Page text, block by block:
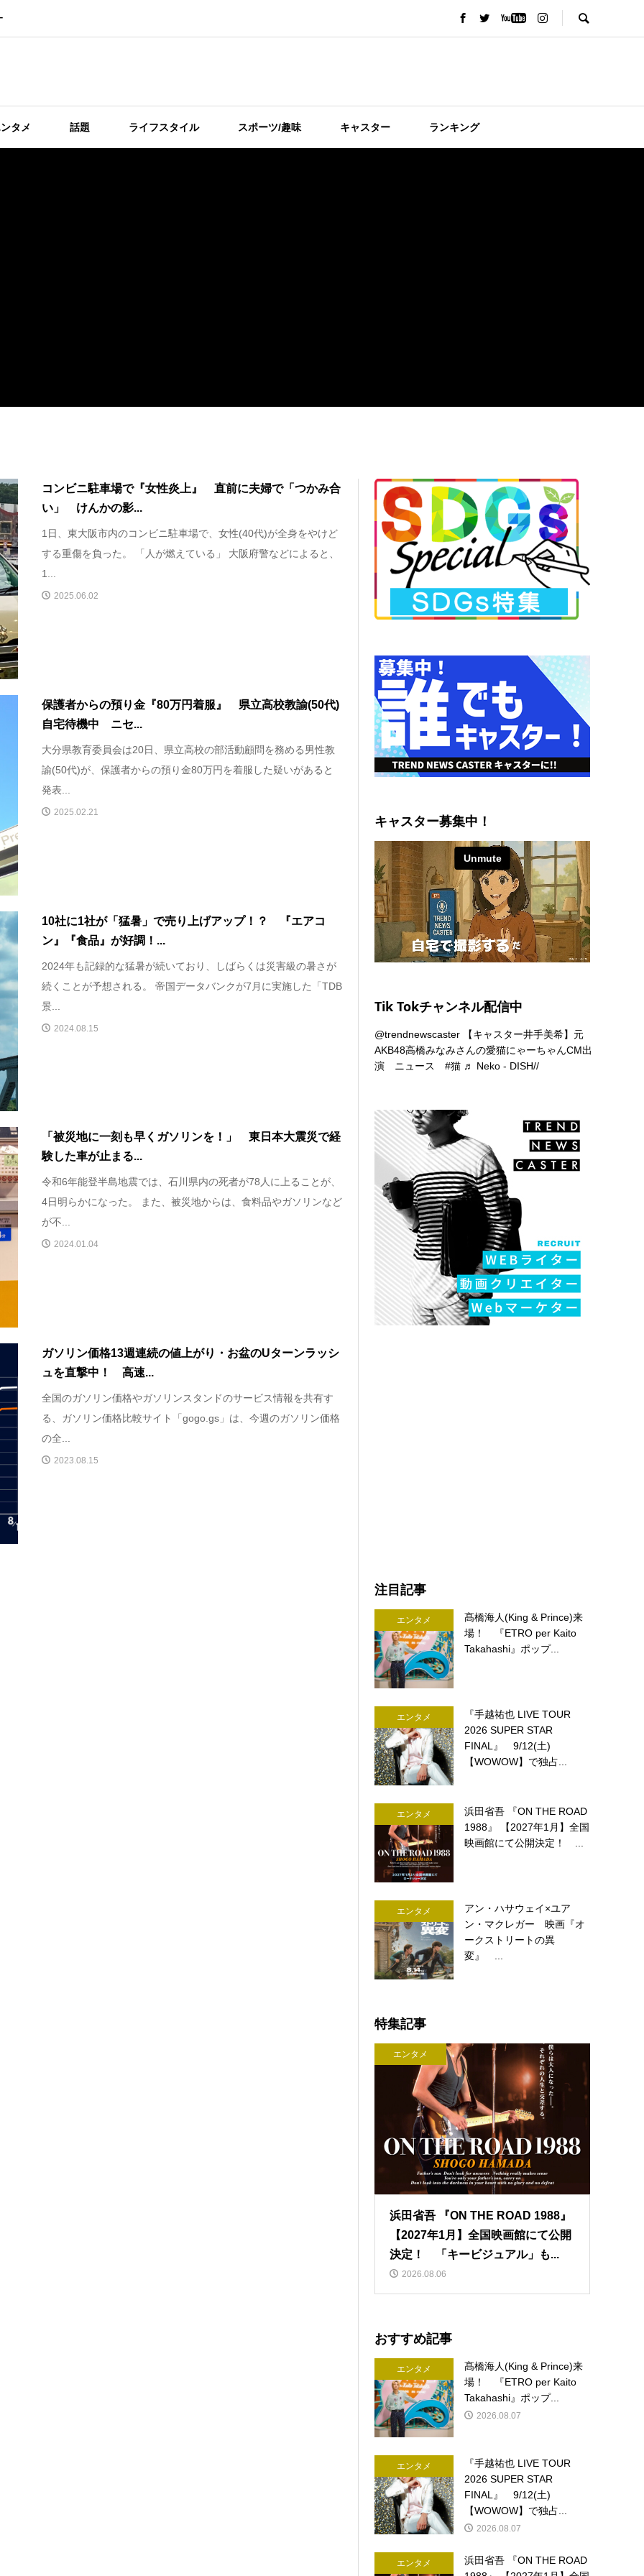
タメ 話題 ライフスタイル スポーツ/趣味 キャスター ランキング
コンビニ駐車場で『女性炎上』 直前に夫婦で「つかみ合
い」 けんかの影...
1日、東大阪市内のコンビニ駐車場で、女性(40代)が全身をやけど
する重傷を負った。 「人が燃えている」 大阪府警などによると、
1...
2025.06.02
保護者からの預り金『80万円着服』 県立高校教諭(50代)
自宅待機中 ニセ...
大分県教育委員会は20日、県立高校の部活動顧問を務める男性教
諭(50代)が、保護者からの預り金80万円を着服した疑いがあると
発表...
2025.02.21
10社に1社が「猛暑」で売り上げアップ！？ 『エアコ
ン』『食品』が好調！...
2024年も記録的な猛暑が続いており、しばらくは災害級の暑さが
続くことが予想される。 帝国データバンクが7月に実施した「TDB
景...
2024.08.15
「被災地に一刻も早くガソリンを！」 東日本大震災で経
験した車が止まる...
令和6年能登半島地震では、石川県内の死者が78人に上ることが、
4日明らかになった。 また、被災地からは、食料品やガソリンなど
が不...
2024.01.04
ガソリン価格13週連続の値上がり・お盆のUターンラッシ
ュを直撃中！ 高速...
全国のガソリン価格やガソリンスタンドのサービス情報を共有す
る、ガソリン価格比較サイト「gogo.gs」は、今週のガソリン価格
の全...
2023.08.15
キャスター募集中！
Tik Tokチャンネル配信中
@trendnewscaster 【キャスター井手美希】元
AKB48高橋みなみさんの愛猫にゃーちゃんCM出
演 ニュース#猫 ♬ Neko - DISH//
注目記事
エンタメ
髙橋海人(King & Prince)来
場！ 『ETRO per Kaito
Takahashi』ポップ...
エンタメ
『手越祐也 LIVE TOUR
2026 SUPER STAR
FINAL』 9/12(土)
【WOWOW】で独占...
エンタメ
浜田省吾 『ON THE ROAD
1988』 【2027年1月】全国
映画館にて公開決定！ ...
エンタメ
アン・ハサウェイ×ユア
ン・マクレガー 映画『オ
ークストリートの異
変』 ...
特集記事
エンタメ
浜田省吾 『ON THE ROAD 1988』
【2027年1月】全国映画館にて公開
決定！ 「キービジュアル」も...
2026.08.06
おすすめ記事
エンタメ
髙橋海人(King & Prince)来
場！ 『ETRO per Kaito
Takahashi』ポップ...
2026.08.07
エンタメ
『手越祐也 LIVE TOUR
2026 SUPER STAR
FINAL』 9/12(土)
【WOWOW】で独占...
2026.08.07
エンタメ
浜田省吾 『ON THE ROAD